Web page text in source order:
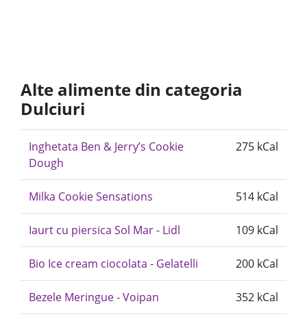
Alte alimente din categoria
Dulciuri
Inghetata Ben & Jerry’s Cookie
Dough
275 kCal
Milka Cookie Sensations 514 kCal
Iaurt cu piersica Sol Mar - Lidl 109 kCal
Bio Ice cream ciocolata - Gelatelli 200 kCal
Bezele Meringue - Voipan 352 kCal